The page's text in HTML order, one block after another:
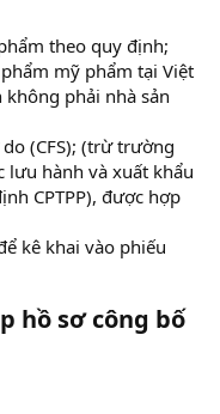
theo quy định;
mỹ phẩm tại Việt
phải nhà sản
(CFS); (trừ trường
lưu hành và xuất khẩu
CPTPP), được hợp
kê khai vào phiếu
hồ sơ công bố